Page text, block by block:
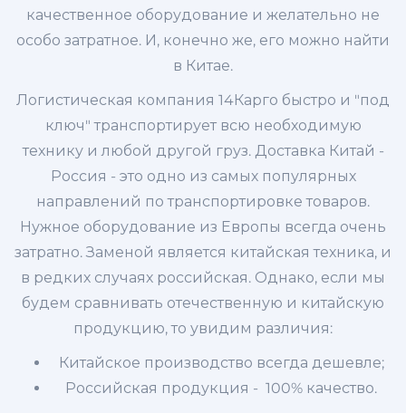
качественное оборудование и желательно не
особо затратное. И, конечно же, его можно найти
в Китае.
Логистическая компания 14Карго быстро и "под
ключ" транспортирует всю необходимую
технику и любой другой груз. Доставка Китай -
Россия - это одно из самых популярных
направлений по транспортировке товаров.
Нужное оборудование из Европы всегда очень
затратно. Заменой является китайская техника, и
в редких случаях российская. Однако, если мы
будем сравнивать отечественную и китайскую
продукцию, то увидим различия:
Китайское производство всегда дешевле;
Российская продукция - 100% качество.